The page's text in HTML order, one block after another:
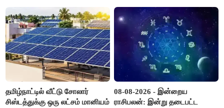
தமிழ்நாட்டில் வீட்டு சோலார்
சிஸ்டத்துக்கு ஒரு லட்சம் மானியம்
08-08-2026 - இன்றைய
ராசிபலன்: இன்று தடைபட்ட